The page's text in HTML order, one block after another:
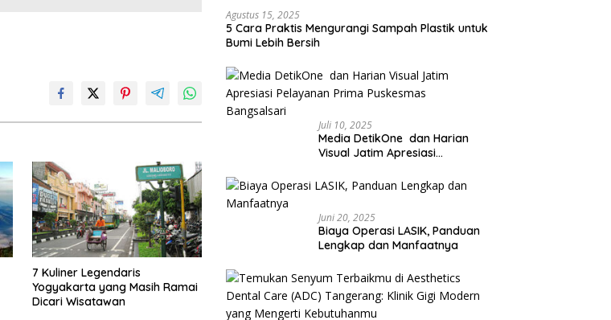
7 Kuliner Legendaris
Yogyakarta yang Masih Ramai
Dicari Wisatawan
Agustus 15, 2025
5 Cara Praktis Mengurangi Sampah Plastik untuk
Bumi Lebih Bersih
Juli 10, 2025
Media DetikOne dan Harian
Visual Jatim Apresiasi
Bangsalsari
Juni 20, 2025
Biaya Operasi LASIK, Panduan
Lengkap dan Manfaatnya